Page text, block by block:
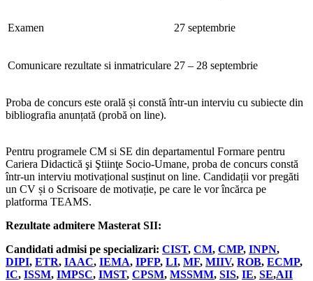
Examen 27 septembrie
Comunicare rezultate si inmatriculare 27 – 28 septembrie
Proba de concurs este orală și constă într-un interviu cu subiecte din
bibliografia anunțată (probă on line).
Pentru programele CM si SE din departamentul Formare pentru
Cariera Didactică şi Ştiinţe Socio-Umane, proba de concurs constă
într-un interviu motivațional susținut on line. Candidații vor pregăti
un CV și o Scrisoare de motivație, pe care le vor încărca pe
platforma TEAMS.
Rezultate admitere Masterat SII:
Candidati admisi pe specializari: CIST, CM, CMP, INPN,
DIPI, ETR, IAAC, IEMA, IPFP, LI, MF, MIIV, ROB, ECMP,
IC, ISSM, IMPSC, IMST, CPSM, MSSMM, SIS, IE, SE,AII